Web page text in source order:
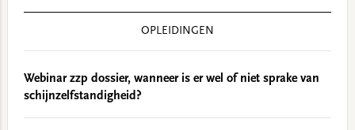
OPLEIDINGEN
Webinar zzp dossier, wanneer is er wel of niet sprake van
schijnzelfstandigheid?